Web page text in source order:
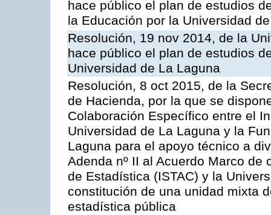
hace público el plan de estudios
la Educación por la Universidad
Resolución, 19 nov 2014, de la
hace público el plan de estudios
Universidad de La Laguna
Resolución, 8 oct 2015, de la
de Hacienda, por la que se
Colaboración Específico entre el
Universidad de La Laguna y la
Laguna para el apoyo técnico a
Adenda nº II al Acuerdo Marco
de Estadística (ISTAC) y la
constitución de una unidad mixta
estadística pública